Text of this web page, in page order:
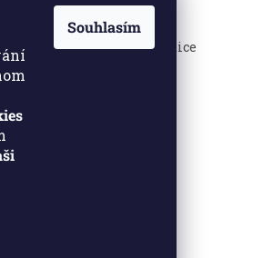
Souhlasím
Broušené sklenice jsou
symbolem elegance, tradice
a luxusu. ...